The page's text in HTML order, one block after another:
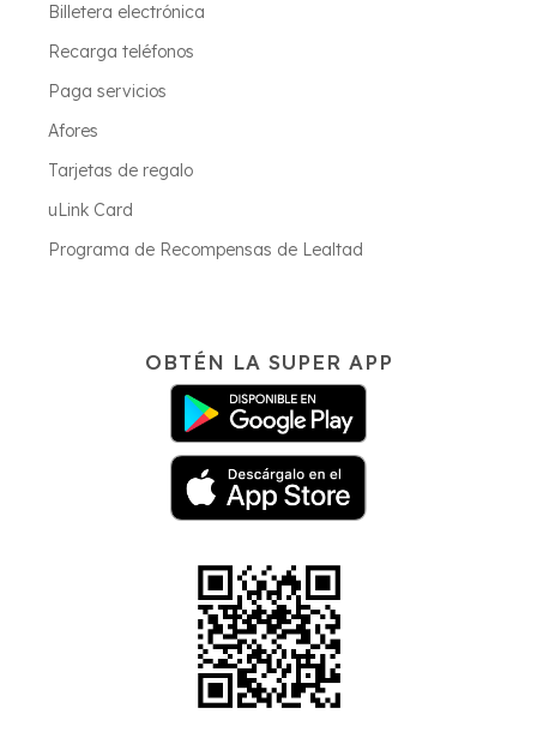
Billetera electrónica
Recarga teléfonos
Paga servicios
Afores
Tarjetas de regalo
uLink Card
Programa de Recompensas de Lealtad
OBTÉN LA SUPER APP